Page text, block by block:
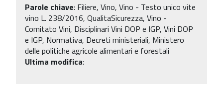
Parole chiave: Filiere, Vino, Vino - Testo unico vite
vino L. 238/2016, QualitaSicurezza, Vino -
Comitato Vini, Disciplinari Vini DOP e IGP, Vini DOP
e IGP, Normativa, Decreti ministeriali, Ministero
delle politiche agricole alimentari e forestali
Ultima modifica: